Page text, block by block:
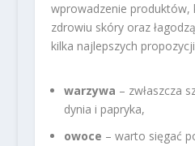
wprowadzenie produktów,
zdrowiu skóry oraz
kilka najlepszych
warzywa – zwłaszcza
dynia i papryka,
owoce – warto sięgać